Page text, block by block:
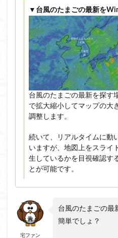
▼台風のたまごの最新を
台風のたまごの最新を探す
で拡大縮小してマップの大
調整します。
続いて、リアルタイムに動
いますが、地図上をスライ
生しているかを目視確認す
とが可能です。
宅ファン
台風のたまごの最
簡単でしょ？